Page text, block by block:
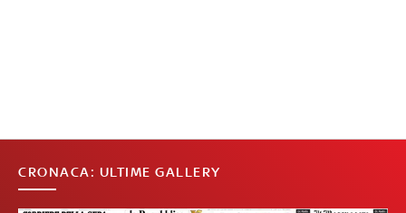
CRONACA: ULTIME GALLERY